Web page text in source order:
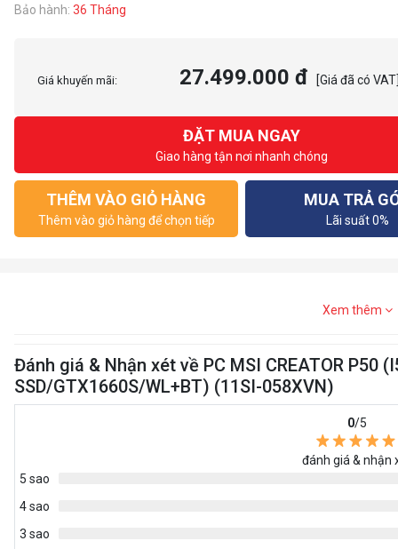
Bảo hành: 36 Tháng
Giá khuyến mãi: 27.499.000 đ [Giá đã có
ĐẶT MUA NGAY
Giao hàng tận nơi nhanh chóng
THÊM VÀO GIỎ HÀNG
Thêm vào giỏ hàng để chọn tiếp
MUA TRẢ
Lãi suất 0%
Xem thêm
Đánh giá & Nhận xét về PC MSI CREATOR P50
SSD/GTX1660S/WL+BT) (11SI-058XVN)
0/5
đánh giá & nhận
5 sao
4 sao
3 sao